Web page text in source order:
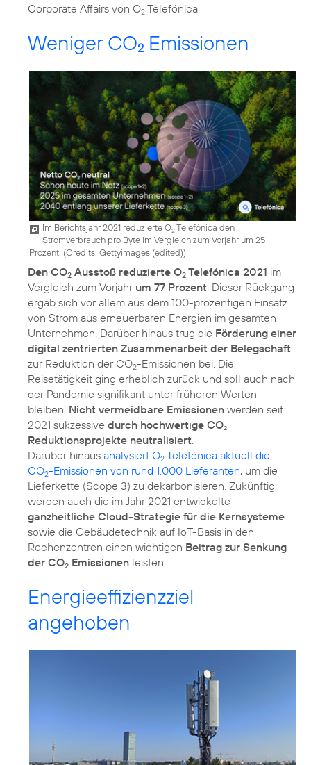
Corporate Affairs von O2 Telefónica.
Weniger CO2 Emissionen
Im Berichtsjahr 2021 reduzierte O2Telefónica den
Stromverbrauch pro Byte im Vergleich zum Vorjahr um 25
Prozent. (Credits: Gettyimages (edited))
Den CO2 Ausstoß reduzierte O2 Telefónica 2021 im
Vergleich zum Vorjahr um 77 Prozent. Dieser Rückgang
ergab sich vor allem aus dem 100-prozentigen Einsatz
von Strom aus erneuerbaren Energien im gesamten
Unternehmen. Darüber hinaus trug die Förderung einer
digital zentrierten Zusammenarbeit der Belegschaft
zur Reduktion der CO2-Emissionen bei. Die
Reisetätigkeit ging erheblich zurück und soll auch nach
der Pandemie signifikant unter früheren Werten
bleiben. Nicht vermeidbare Emissionen werden seit
2021 sukzessive durch hochwertige CO₂
Reduktionsprojekte neutralisiert.
Darüber hinaus analysiert O2 Telefónica aktuell die
CO2-Emissionen von rund 1.000 Lieferanten, um die
Lieferkette (Scope 3) zu dekarbonisieren. Zukünftig
werden auch die im Jahr 2021 entwickelte
ganzheitliche Cloud-Strategie für die Kernsysteme
sowie die Gebäudetechnik auf IoT-Basis in den
Rechenzentren einen wichtigen Beitrag zur Senkung
der CO2 Emissionen leisten.
Energieeffizienzziel
angehoben